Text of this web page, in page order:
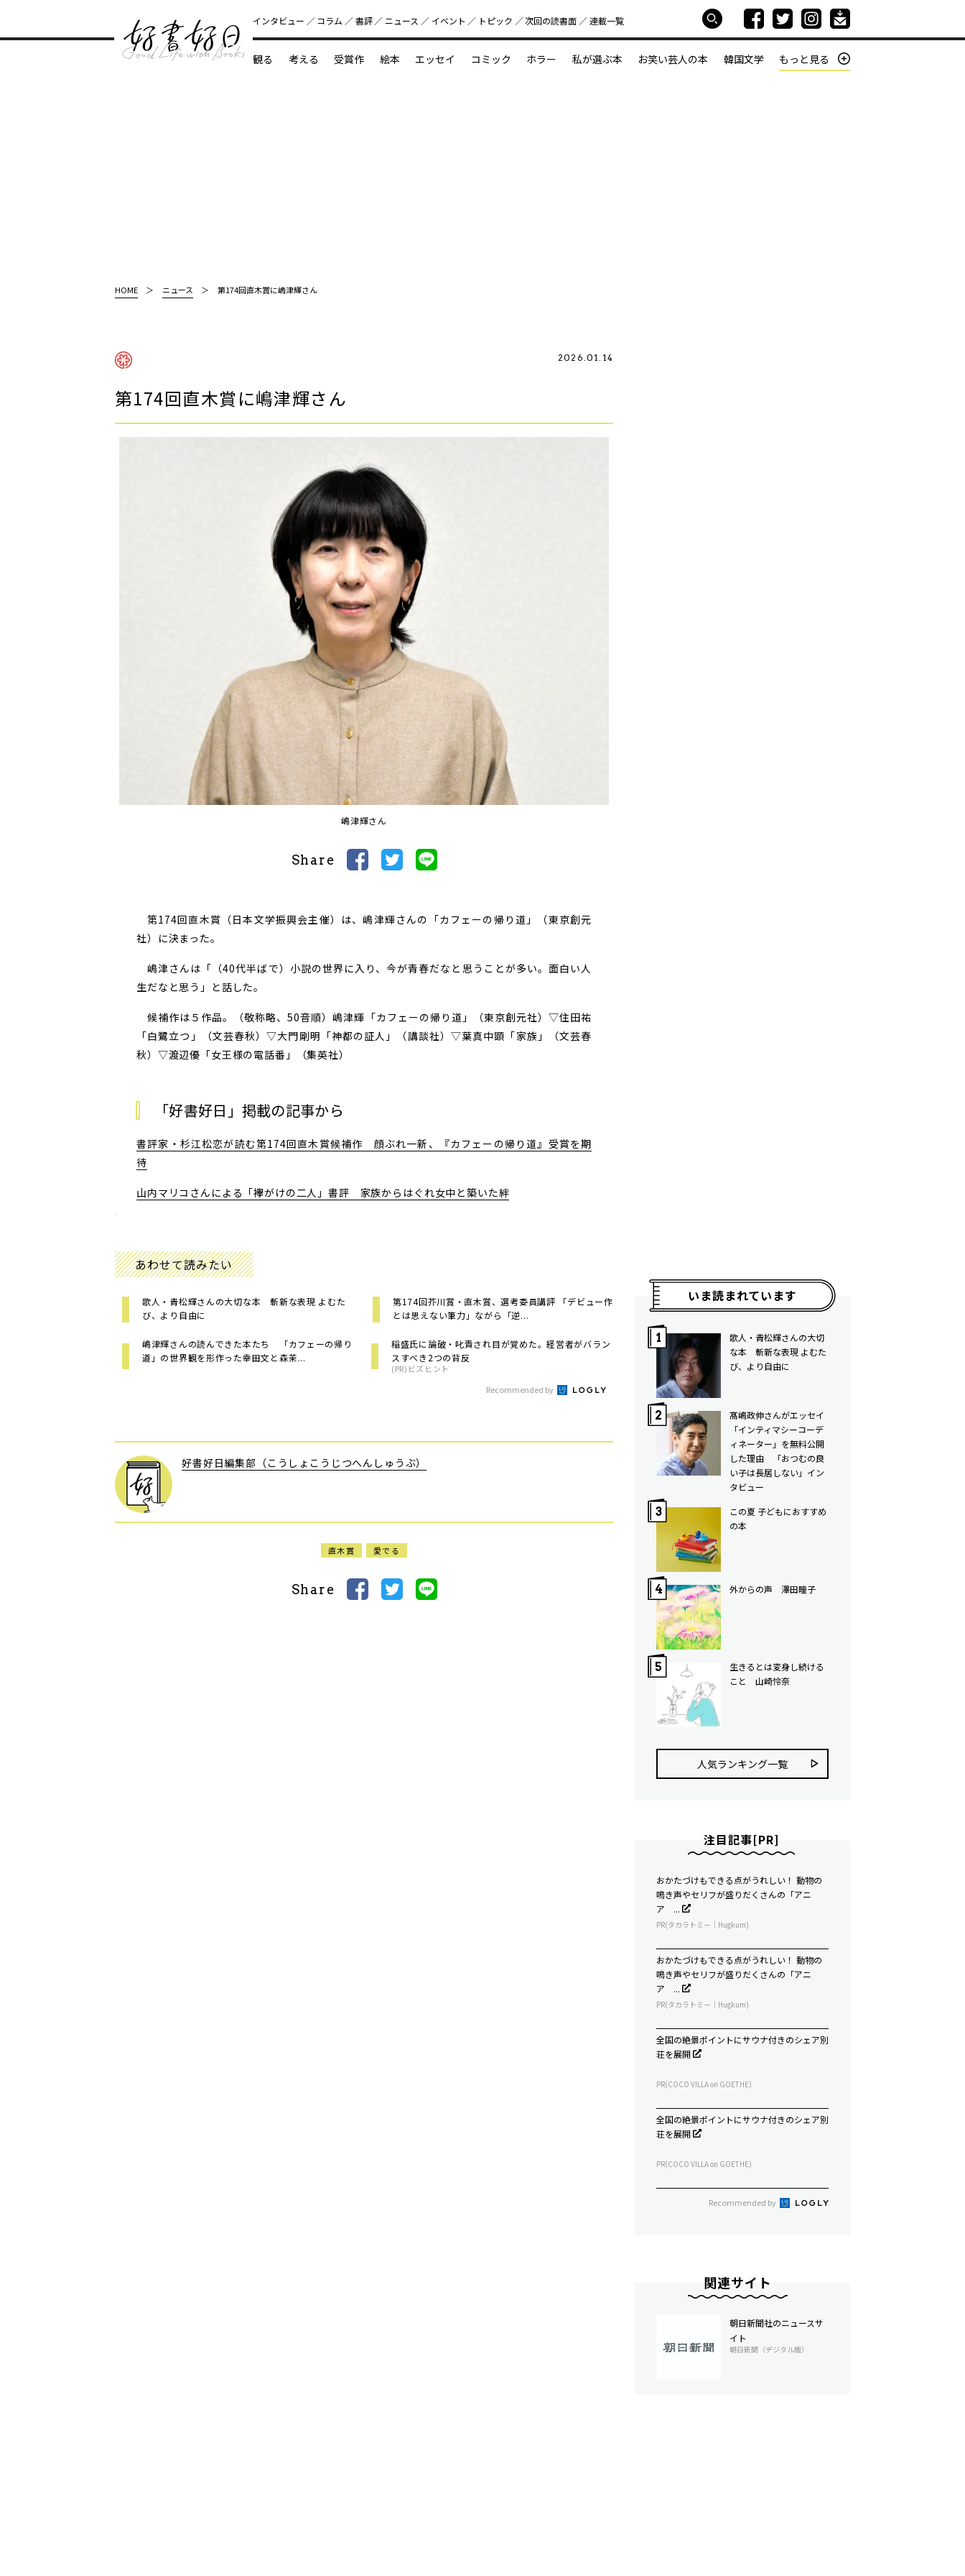
好書好日
インタビュー コラム 書評 ニュース イベント トピック 次回の読書⾯ 連載一覧
観る 考える 受賞作 絵本 エッセイ コミック ホラー 私が選ぶ本 お笑い芸人の本 韓国文学 もっと見る
HOME ニュース 第174回直木賞に嶋津輝さん
2026.01.14
第174回直木賞に嶋津輝さん
嶋津輝さん
Share
第174回直木賞（日本文学振興会主催）は、嶋津輝さんの「カフェーの帰り道」（東京創元
社）に決まった。
嶋津さんは「（40代半ばで）小説の世界に入り、今が青春だなと思うことが多い。面白い人
生だなと思う」と話した。
候補作は５作品。（敬称略、50音順）嶋津輝「カフェーの帰り道」（東京創元社）▽住田祐
「白鷺立つ」（文芸春秋）▽大門剛明「神都の証人」（講談社）▽葉真中顕「家族」（文芸春
秋）▽渡辺優「女王様の電話番」（集英社）
「好書好日」掲載の記事から
書評家・杉江松恋が読む第174回直木賞候補作 顔ぶれ一新、『カフェーの帰り道』受賞を期
待
山内マリコさんによる「襷がけの二人」書評 家族からはぐれ女中と築いた絆
あわせて読みたい
歌人・青松輝さんの大切な本 斬新な表現 よむた
び、より自由に
第174回芥川賞・直木賞、選考委員講評 「デビュー作
とは思えない筆力」ながら「逆...
嶋津輝さんの読んできた本たち 「カフェーの帰り
道」の世界観を形作った幸田文と森茉...
稲盛氏に論破・叱責され目が覚めた。経営者がバラン
スすべき2つの背反
(PR)ビズヒント
Recommended by
好書好日編集部（こうしょこうじつへんしゅうぶ）
直木賞 愛でる
Share
いま読まれています
歌人・青松輝さんの大切
な本 斬新な表現 よむた
び、より自由に
髙嶋政伸さんがエッセイ
「インティマシーコーデ
ィネーター」を無料公開
した理由 「おつむの良
い子は長居しない」イン
タビュー
この夏 子どもにおすすめ
の本
外からの声 澤田瞳子
生きるとは変身し続ける
こと 山崎怜奈
人気ランキング⼀覧
注目記事[PR]
おかたづけもできる点がうれしい！ 動物の
鳴き声やセリフが盛りだくさんの「アニ
ア ...
PR(タカラトミー｜Hugkum)
おかたづけもできる点がうれしい！ 動物の
鳴き声やセリフが盛りだくさんの「アニ
ア ...
PR(タカラトミー｜Hugkum)
全国の絶景ポイントにサウナ付きのシェア別
荘を展開
PR(COCO VILLA on GOETHE)
全国の絶景ポイントにサウナ付きのシェア別
荘を展開
PR(COCO VILLA on GOETHE)
Recommended by
関連サイト
朝日新聞社のニュースサ
イト
朝日新聞（デジタル版）